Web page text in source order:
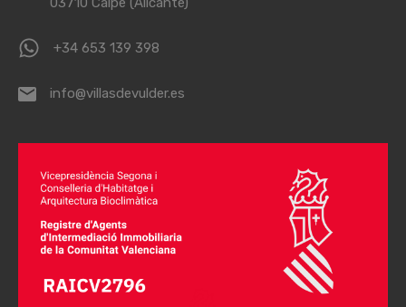
+34 653 139 398
info@villasdevulder.es